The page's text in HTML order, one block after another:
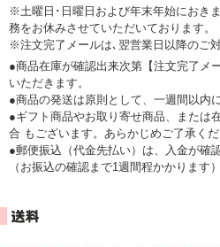
※土曜日･日曜日および年末年始におき
務をお休みさせていただいております。
※注文完了メールは､翌営業日以降のご対
●商品在庫が確認出来次第【注文完了メ
いただきます。
●商品の発送は原則として、一週間以内
●ギフト商品やお取り寄せ商品、または
合 もございます。あらかじめご了承くだ
●郵便振込（代金先払い）は、入金が確
（お振込の確認まで1週間程かかります）